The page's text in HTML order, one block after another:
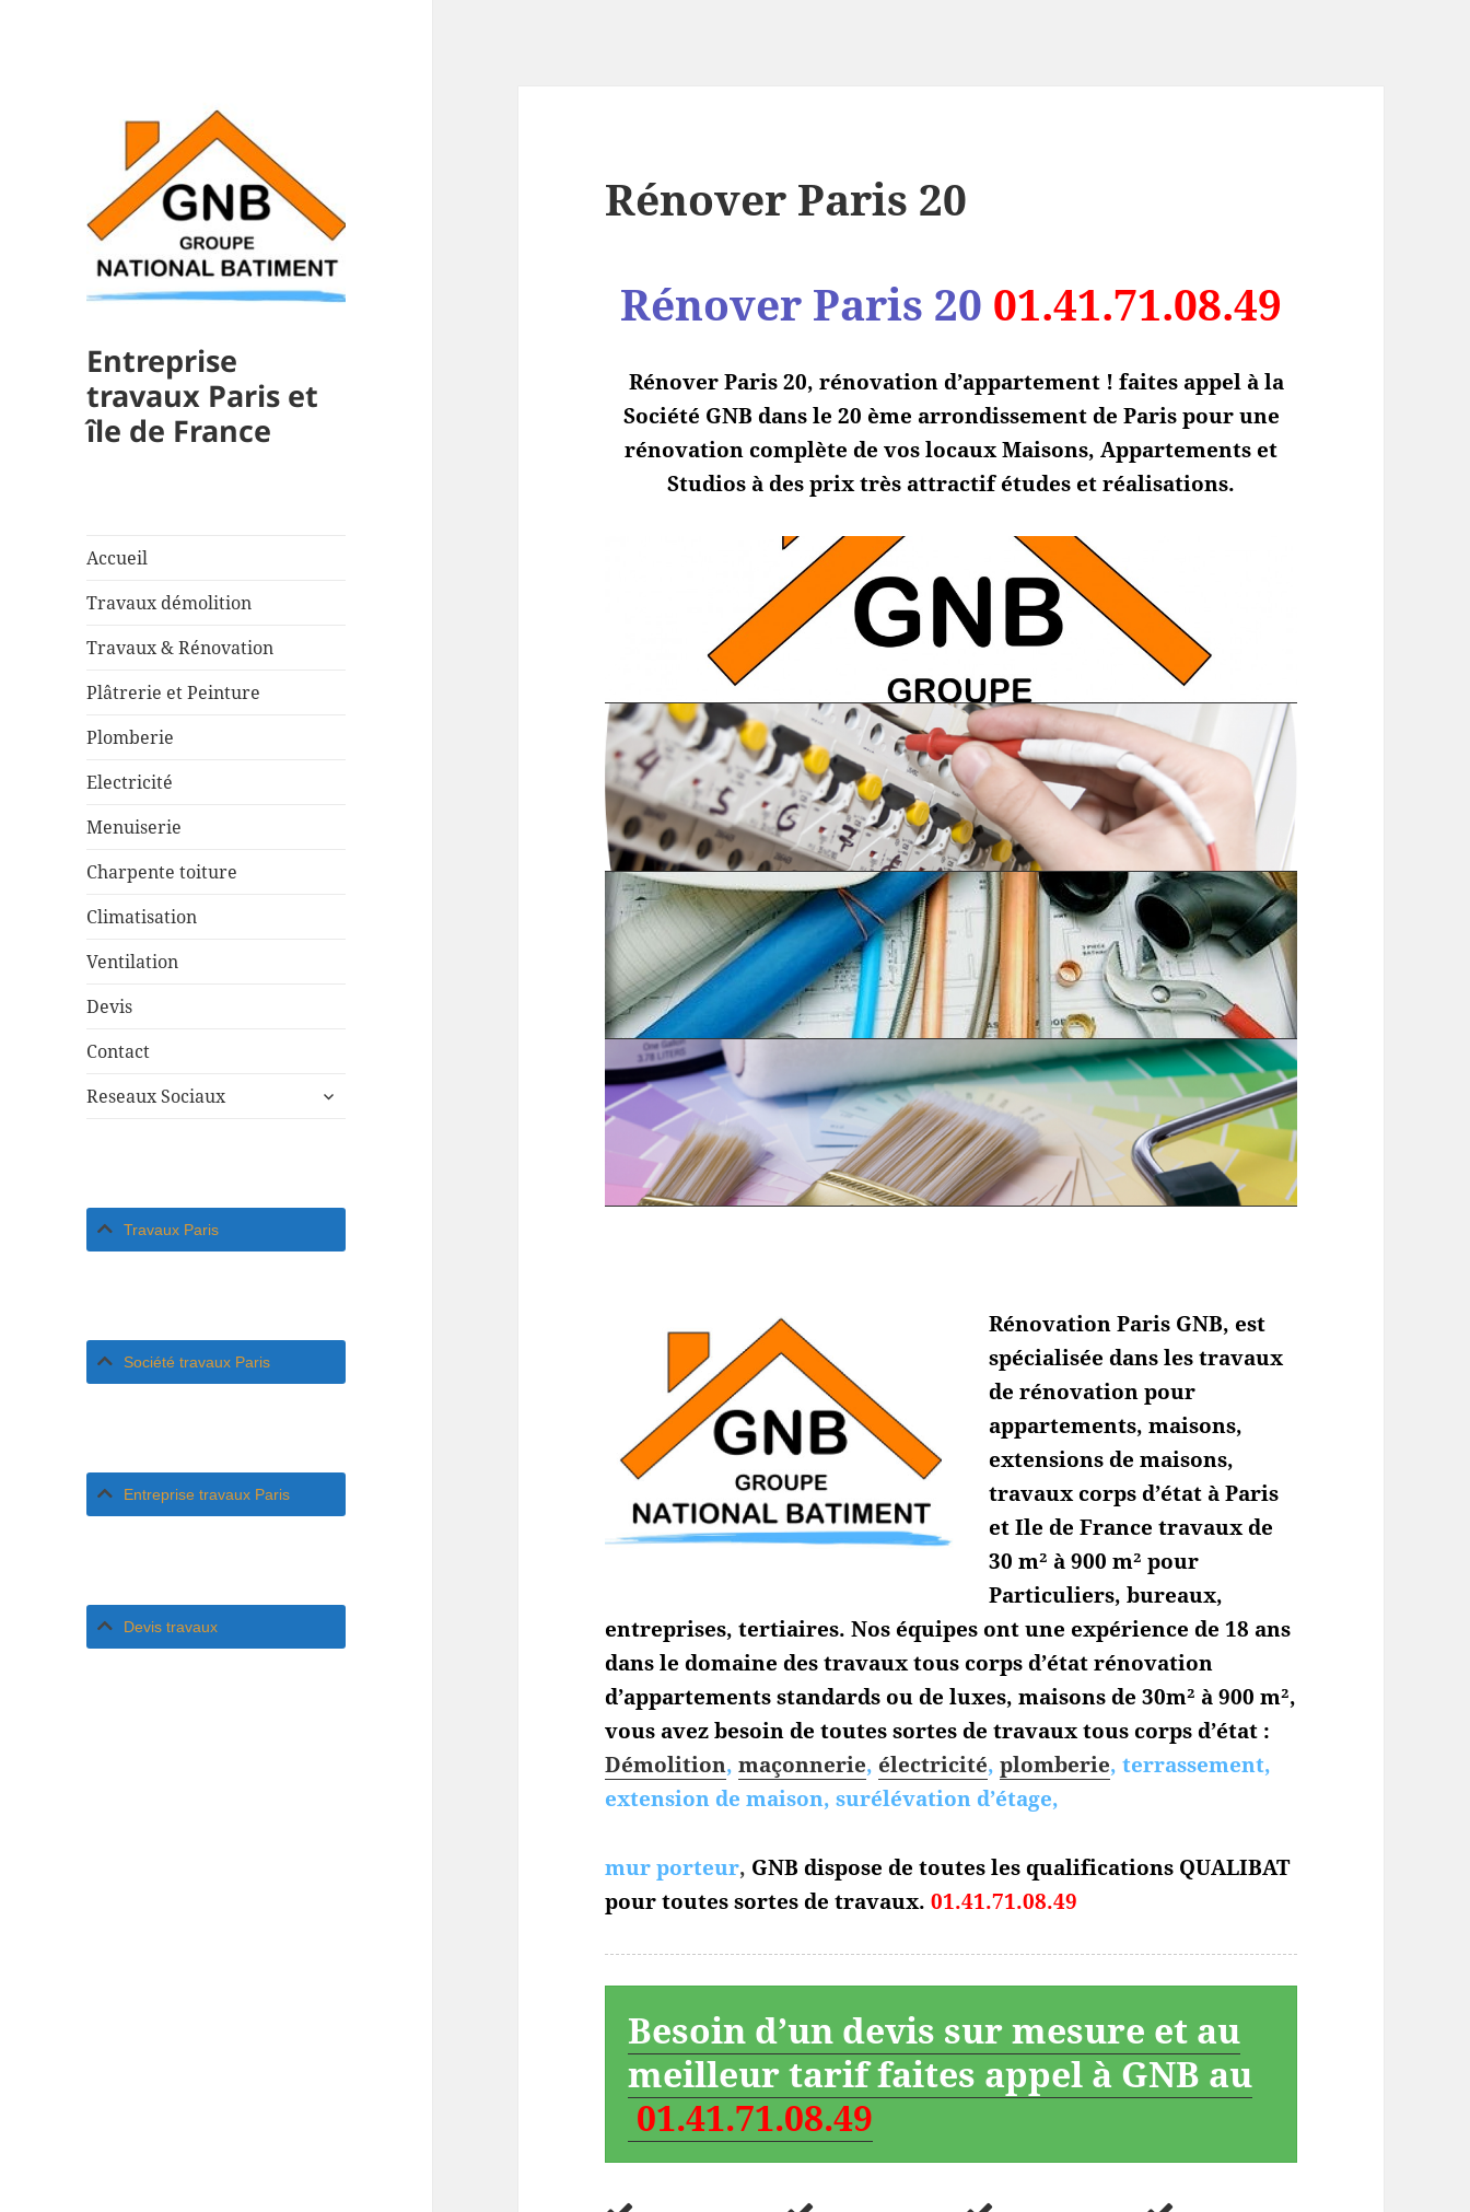
Entreprise
travaux Paris et
île de France
Accueil
Travaux démolition
Travaux & Rénovation
Plâtrerie et Peinture
Plomberie
Electricité
Menuiserie
Charpente toiture
Climatisation
Ventilation
Devis
Contact
Reseaux Sociaux
ouvrir
Travaux Paris
Société travaux Paris
Entreprise travaux Paris
Devis travaux
Rénover Paris 20
Rénover Paris 20 01.41.71.08.49
Rénover Paris 20, rénovation d’appartement ! faites appel à la
Société GNB dans le 20 ème arrondissement de Paris pour une
rénovation complète de vos locaux Maisons, Appartements et
Studios à des prix très attractif études et réalisations.
Rénovation Paris GNB, est
spécialisée dans les travaux
de rénovation pour
appartements, maisons,
extensions de maisons,
travaux corps d’état à Paris
et Ile de France travaux de
30 m² à 900 m² pour
Particuliers, bureaux,
entreprises, tertiaires. Nos équipes ont une expérience de 18 ans
dans le domaine des travaux tous corps d’étatrénovation
d’appartements standards ou de luxes, maisons de 30m² à 900 m²,
vous avez besoin de toutes sortes de travaux tous corps d’état :
Démolition,maçonnerie, électricité,plomberie, terrassement,
extension de maison, surélévation d’étage,
mur porteur, GNB dispose de toutes les qualifications QUALIBAT
pour toutes sortes de travaux.01.41.71.08.49
Besoin d’un devis sur mesure et au
meilleur tarif faites appel à GNB au
01.41.71.08.49